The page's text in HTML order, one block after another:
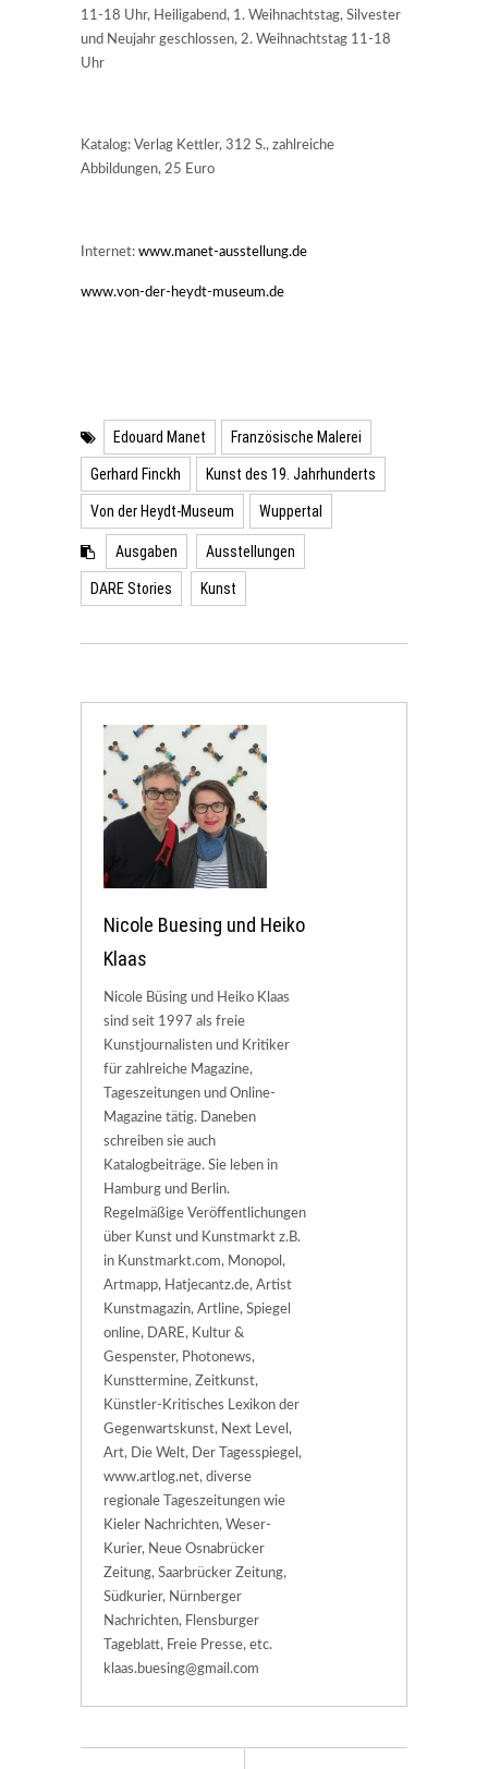
11-18 Uhr, Heiligabend, 1. Weihnachtstag, Silvester
und Neujahr geschlossen, 2. Weihnachtstag 11-18
Uhr
Katalog: Verlag Kettler, 312 S., zahlreiche
Abbildungen, 25 Euro
Internet: www.manet-ausstellung.de
www.von-der-heydt-museum.de
Edouard Manet Französische Malerei
Gerhard Finckh Kunst des 19. Jahrhunderts
Von der Heydt-Museum Wuppertal
Ausgaben Ausstellungen
DARE Stories Kunst
Nicole Buesing und Heiko
Klaas
Nicole Büsing und Heiko Klaas
sind seit 1997 als freie
Kunstjournalisten und Kritiker
für zahlreiche Magazine,
Tageszeitungen und Online-
Magazine tätig. Daneben
schreiben sie auch
Katalogbeiträge. Sie leben in
Hamburg und Berlin.
Regelmäßige Veröffentlichungen
über Kunst und Kunstmarkt z.B.
in Kunstmarkt.com, Monopol,
Artmapp, Hatjecantz.de, Artist
Kunstmagazin, Artline, Spiegel
online, DARE, Kultur &
Gespenster, Photonews,
Kunsttermine, Zeitkunst,
Künstler-Kritisches Lexikon der
Gegenwartskunst, Next Level,
Art, Die Welt, Der Tagesspiegel,
www.artlog.net, diverse
regionale Tageszeitungen wie
Kieler Nachrichten, Weser-
Kurier, Neue Osnabrücker
Zeitung, Saarbrücker Zeitung,
Südkurier, Nürnberger
Nachrichten, Flensburger
Tageblatt, Freie Presse, etc.
klaas.buesing@gmail.com